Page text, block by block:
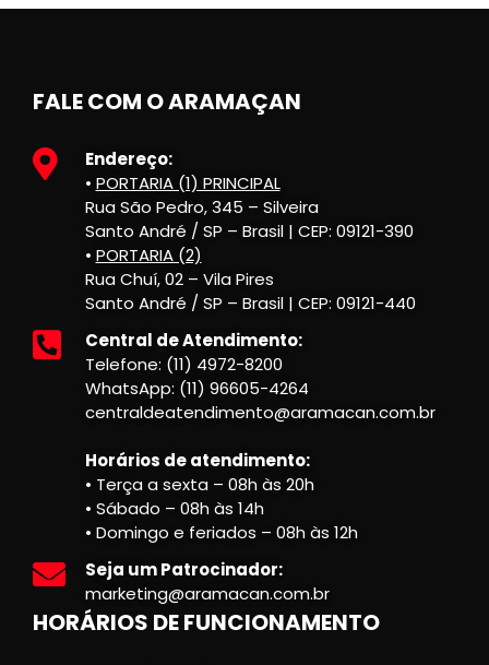
FALE COM O ARAMAÇAN
Endereço:
• PORTARIA (1) PRINCIPAL
Rua São Pedro, 345 – Silveira
Santo André / SP – Brasil | CEP: 09121-390
• PORTARIA (2)
Rua Chuí, 02 – Vila Pires
Santo André / SP – Brasil | CEP: 09121-440
Central de Atendimento:
Telefone: (11) 4972-8200
WhatsApp: (11) 96605-4264
centraldeatendimento@aramacan.com.br
Horários de atendimento:
• Terça a sexta – 08h às 20h
• Sábado – 08h às 14h
• Domingo e feriados – 08h às 12h
Seja um Patrocinador:
marketing@aramacan.com.br
HORÁRIOS DE FUNCIONAMENTO